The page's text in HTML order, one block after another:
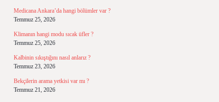
Medicana Ankara’da hangi bölümler var ?
Temmuz 25, 2026
Klimanın hangi modu sıcak üfler ?
Temmuz 25, 2026
Kalbinin sıkıştığını nasıl anlarız ?
Temmuz 23, 2026
Bekçilerin arama yetkisi var mı ?
Temmuz 21, 2026